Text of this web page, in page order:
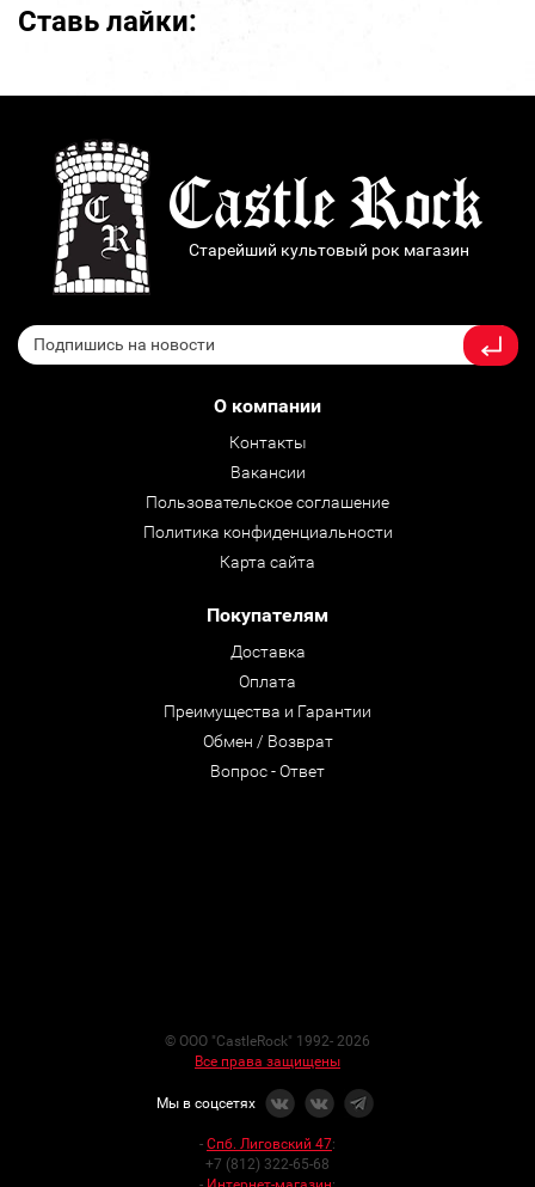
Ставь лайки:
Старейший культовый рок магазин
О компании
Контакты
Вакансии
Пользовательское соглашение
Политика конфиденциальности
Карта сайта
Покупателям
Доставка
Оплата
Преимущества и Гарантии
Обмен / Возврат
Вопрос - Ответ
© ООО "CastleRock" 1992- 2026
Все права защищены
Мы в соцсетях
- Спб. Лиговский 47:
+7 (812) 322-65-68